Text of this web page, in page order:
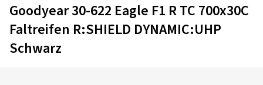
Goodyear 30-622 Eagle F1 R TC 700x30C
Faltreifen R:SHIELD DYNAMIC:UHP
Schwarz